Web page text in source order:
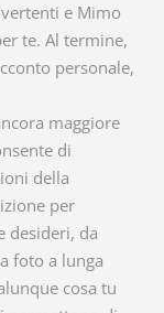
e Mimo
te. Al termine,
personale,
maggiore
di
della
per
desideri, da
foto a lunga
cosa tu